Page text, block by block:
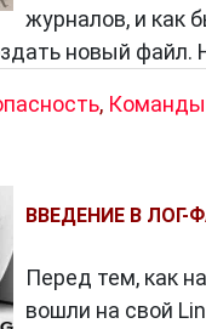
журналов, и как
новый файл.
,
ВВЕДЕНИЕ В ЛОГ-
Перед тем, как
вошли на свой